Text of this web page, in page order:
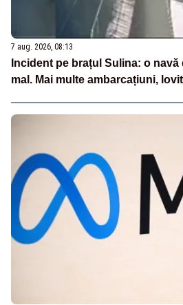
7 aug. 2026, 08:13
Incident pe brațul Sulina: o navă
mal. Mai multe ambarcațiuni,